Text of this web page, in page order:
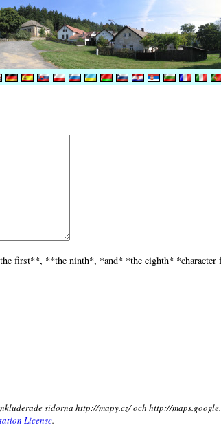
first**, **the ninth*, *and* *the eighth* *character
sidorna http://mapy.cz/ och http://
License.